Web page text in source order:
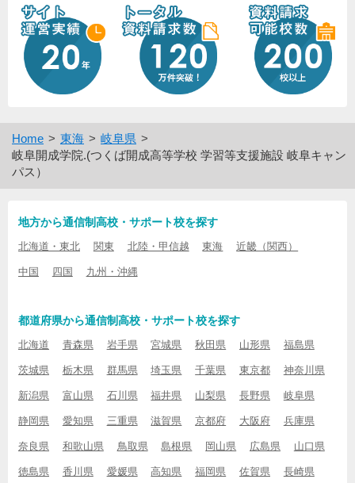
Home 東海
岐阜県
岐阜開成学院.(つくば開成高等学校 学習等支援施設 岐阜キャン
パス）
地方から通信制高校・サポート校を探す
北海道・東北 関東 北陸・甲信越 東海 近畿（関西）
中国 四国 九州・沖縄
都道府県から通信制高校・サポート校を探す
北海道 青森県 岩手県 宮城県 秋田県 山形県 福島県
茨城県 栃木県 群馬県 埼玉県 千葉県 東京都 神奈川県
新潟県 富山県 石川県 福井県 山梨県 長野県 岐阜県
静岡県 愛知県 三重県 滋賀県 京都府 大阪府 兵庫県
奈良県 和歌山県 鳥取県 島根県 岡山県 広島県 山口県
徳島県 香川県 愛媛県 高知県 福岡県 佐賀県 長崎県